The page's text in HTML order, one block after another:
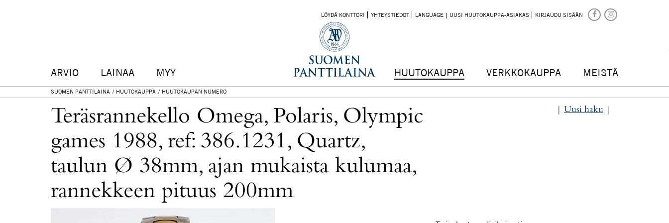
LÖYDÄ KONTTORI YHTEYSTIEDOT LANGUAGE UUSI HUUTOKAUPPA-ASIAKAS KIRJAUDU SISÄÄN
ARVIO LAINAA MYY HUUTOKAUPPA VERKKOKAUPPA MEISTÄ
SUOMEN PANTTILAINA HUUTOKAUPPA HUUTOKAUPAN NUMERO
Uusi haku
Teräsrannekello Omega, Polaris, Olympic
games 1988, ref: 386.1231, Quartz,
taulun Ø 38mm, ajan mukaista kulumaa,
rannekkeen pituus 200mm